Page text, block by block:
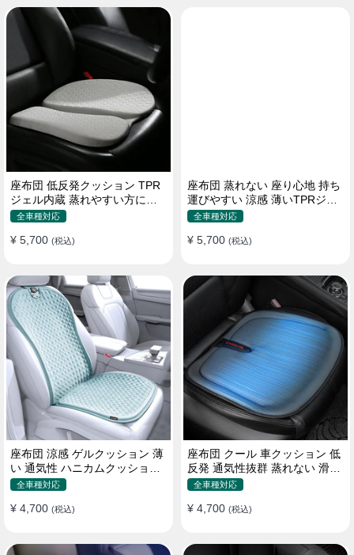
座布団 低反発クッション TPR
ジェル内蔵 蒸れやすい方にお
勧め おしり 熱い
全車種対応
¥ 5,700 (税込)
座布団 蒸れない 座り心地 持ち
運びやすい 涼感 薄いTPRジェ
ル内蔵 多用途
全車種対応
¥ 5,700 (税込)
座布団 涼感 ゲルクッション 薄
い 通気性 ハニカムクッション
四季通用 おすすめ
全車種対応
¥ 4,700 (税込)
座布団 クール 車クッション 低
反発 通気性抜群 蒸れない 滑り
止め おすすめ
全車種対応
¥ 4,700 (税込)